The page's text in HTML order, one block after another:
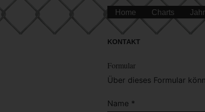
Home Charts
KONTAKT
Formular
Über dieses Formular
Name *